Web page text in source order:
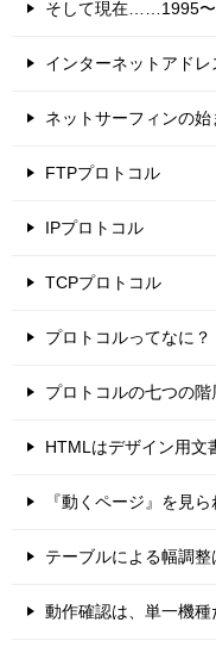
そして現在……1995〜
インターネットアド
ネットサーフィンの
FTPプロトコル
IPプロトコル
TCPプロトコル
プロトコルってなに？
プロトコルの七つの階
HTMLはデザイン用文
『動くページ』を見
テーブルによる幅調整
動作確認は、単一機種